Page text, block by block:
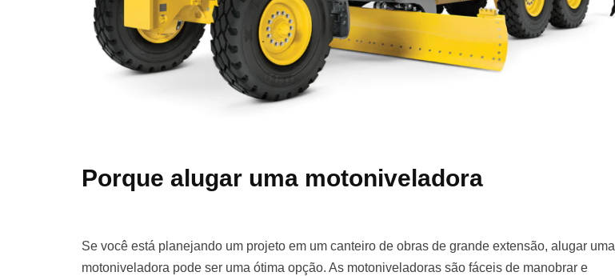
Porque alugar uma motoniveladora
Se você está planejando um projeto em um canteiro de obras de grande extensão, alugar uma
motoniveladora pode ser uma ótima opção. As motoniveladoras são fáceis de manobrar e